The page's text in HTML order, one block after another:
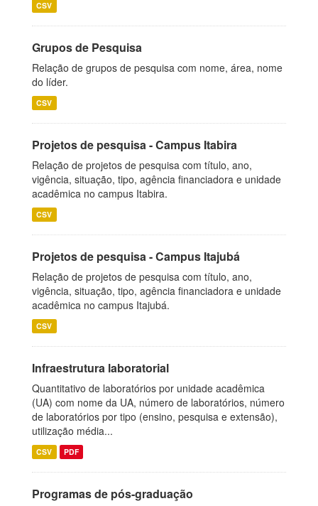
CSV
Grupos de Pesquisa
Relação de grupos de pesquisa com nome, área, nome
do líder.
CSV
Projetos de pesquisa - Campus Itabira
Relação de projetos de pesquisa com título, ano,
vigência, situação, tipo, agência financiadora e unidade
acadêmica no campus Itabira.
CSV
Projetos de pesquisa - Campus Itajubá
Relação de projetos de pesquisa com título, ano,
vigência, situação, tipo, agência financiadora e unidade
acadêmica no campus Itajubá.
CSV
Infraestrutura laboratorial
Quantitativo de laboratórios por unidade acadêmica
(UA) com nome da UA, número de laboratórios, número
de laboratórios por tipo (ensino, pesquisa e extensão),
utilização média...
CSV PDF
Programas de pós-graduação